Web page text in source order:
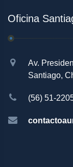
Oficina
Av.
Santiago,
(56) 51-